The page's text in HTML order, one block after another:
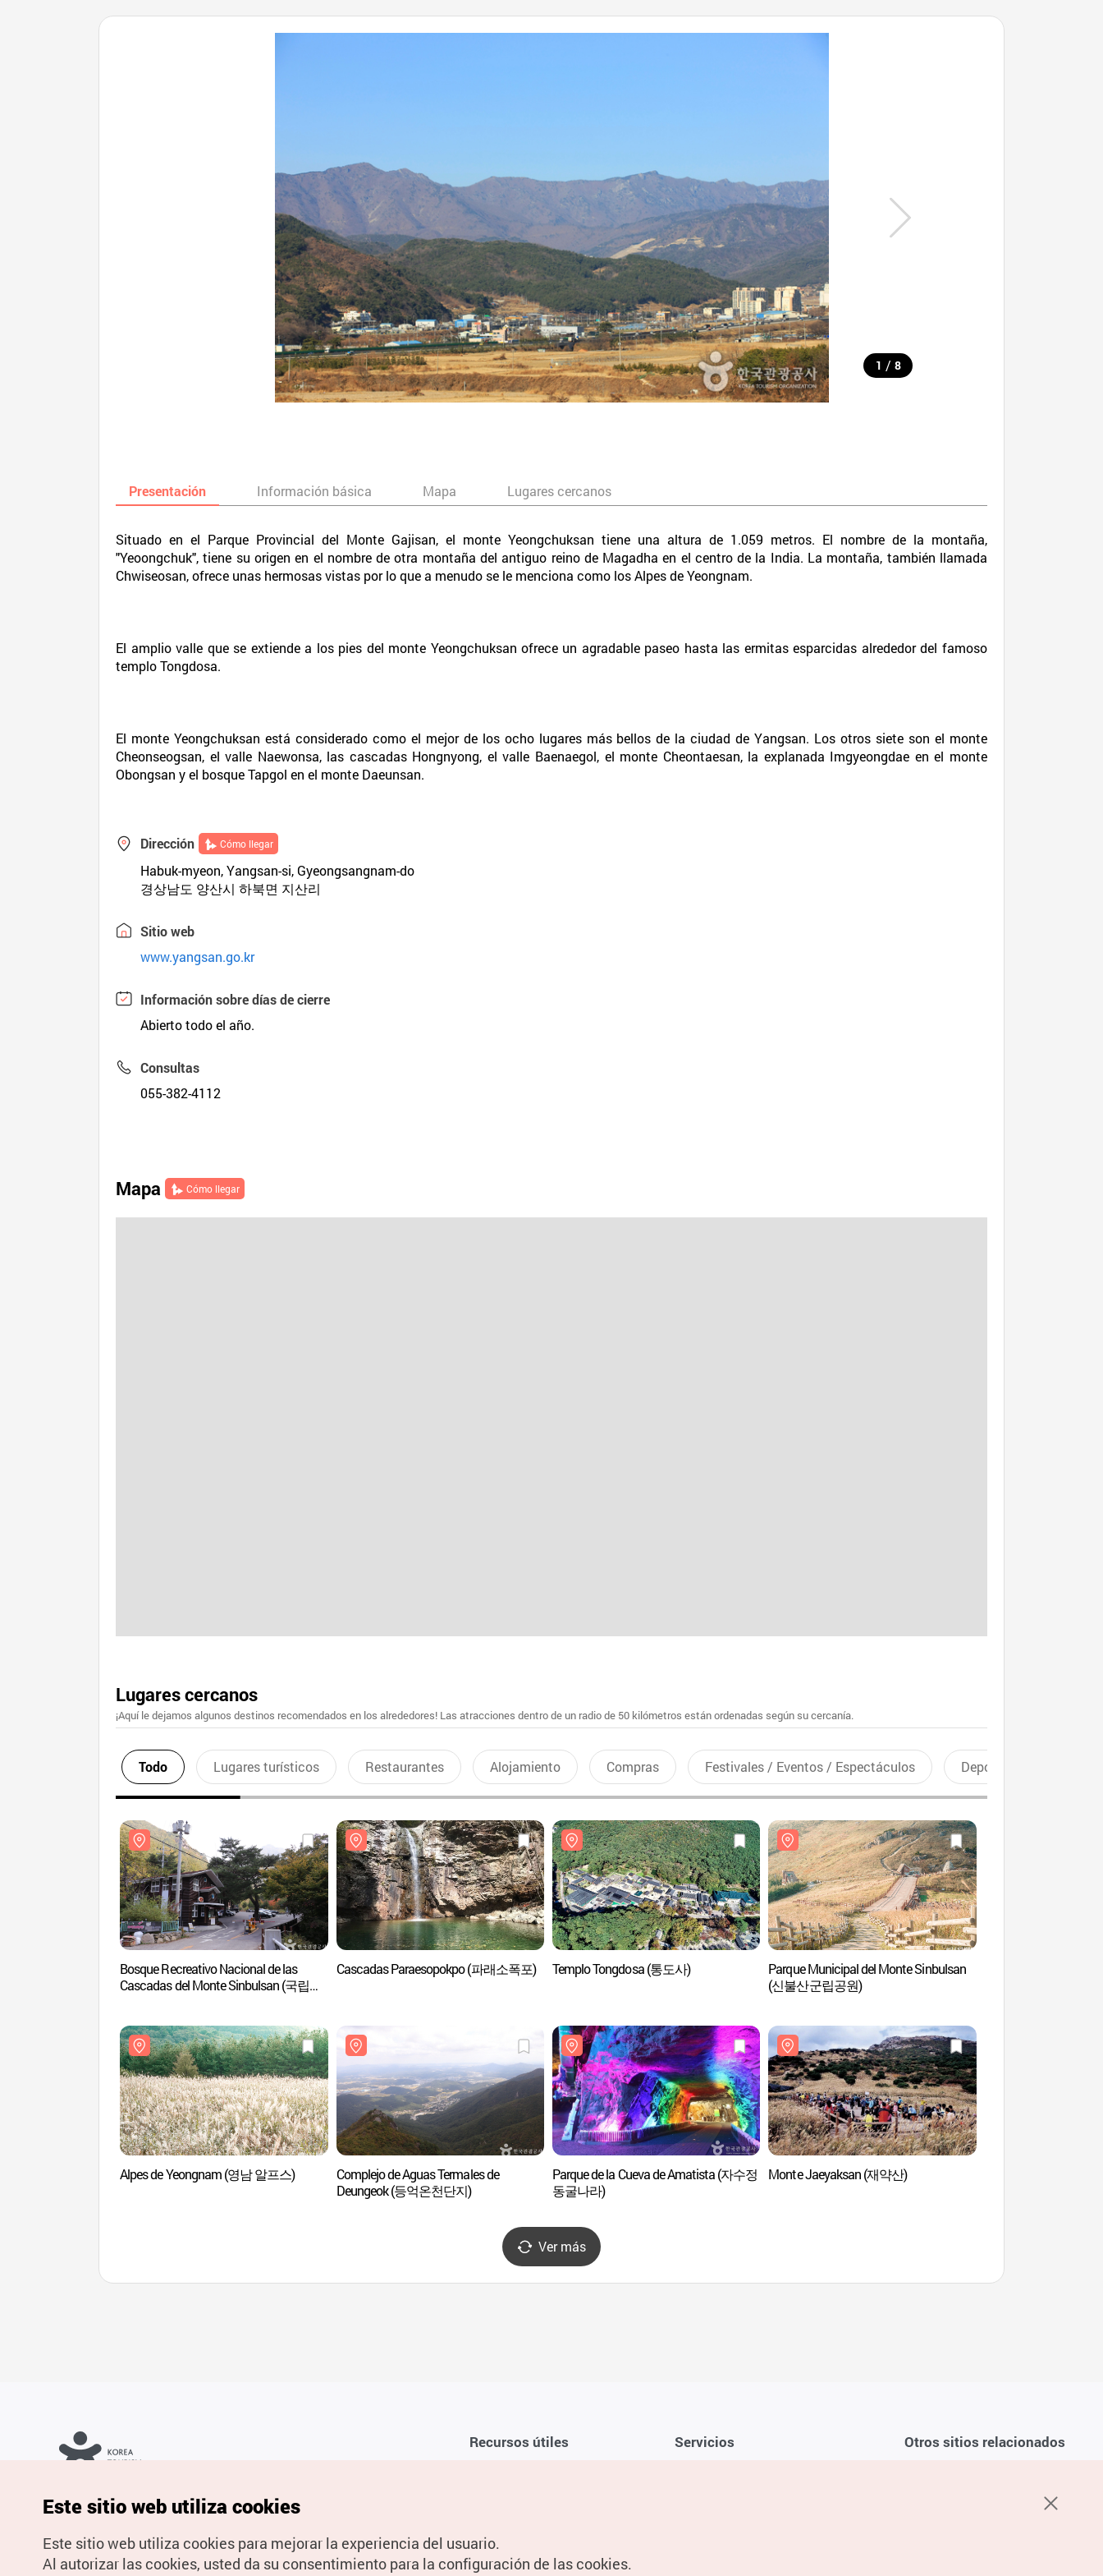
1 / 8
Presentación Información básica Mapa Lugares cercanos
Situado en el Parque Provincial del Monte Gajisan, el monte Yeongchuksan tiene una altura de 1.059 metros. El nombre de la montaña,
"Yeoongchuk", tiene su origen en el nombre de otra montaña del antiguo reino de Magadha en el centro de la India. La montaña, también llamada
Chwiseosan, ofrece unas hermosas vistas por lo que a menudo se le menciona como los Alpes de Yeongnam.
El amplio valle que se extiende a los pies del monte Yeongchuksan ofrece un agradable paseo hasta las ermitas esparcidas alrededor del famoso
templo Tongdosa.
El monte Yeongchuksan está considerado como el mejor de los ocho lugares más bellos de la ciudad de Yangsan. Los otros siete son el monte
Cheonseogsan, el valle Naewonsa, las cascadas Hongnyong, el valle Baenaegol, el monte Cheontaesan, la explanada Imgyeongdae en el monte
Obongsan y el bosque Tapgol en el monte Daeunsan.
Dirección Cómo llegar
Habuk-myeon, Yangsan-si, Gyeongsangnam-do
경상남도 양산시 하북면 지산리
Sitio web
www.yangsan.go.kr
Información sobre días de cierre
Abierto todo el año.
Consultas
055-382-4112
Mapa Cómo llegar
Lugares cercanos
¡Aquí le dejamos algunos destinos recomendados en los alrededores! Las atracciones dentro de un radio de 50 kilómetros están ordenadas según su cercanía.
Todo Lugares turísticos Restaurantes Alojamiento Compras Festivales / Eventos / Espectáculos Deportes recreativos
Bosque Recreativo Nacional de las
Cascadas del Monte Sinbulsan (국립
Cascadas Paraesopokpo (파래소폭포) Templo Tongdosa (통도사)
Parque Municipal del Monte Sinbulsan
(신불산군립공원)
Alpes de Yeongnam (영남 알프스)
Complejo de Aguas Termales de
Deungeok (등억온천단지)
Parque de la Cueva de Amatista (자수정
동굴나라)
Monte Jaeyaksan (재약산)
Ver más
Recursos útiles
Guías digitales
Servicios Otros sitios relacionados
derechos reservados.
Para informes de errores y cuestiones relacionadas con el sitio
spanish@knto.or.kr
Este sitio web utiliza cookies
Este sitio web utiliza cookies para mejorar la experiencia del usuario.
Al autorizar las cookies, usted da su consentimiento para la configuración de las cookies.